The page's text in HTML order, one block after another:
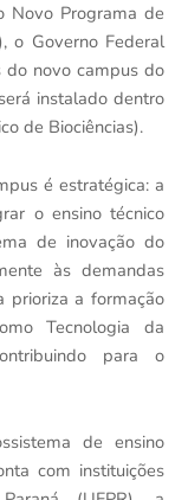
Novo Programa de
o Governo Federal
do novo campus do
instalado dentro
de Biociências).
é estratégica: a
o ensino técnico
de inovação do
às demandas
prioriza a formação
Tecnologia da
para o
de ensino
com instituições